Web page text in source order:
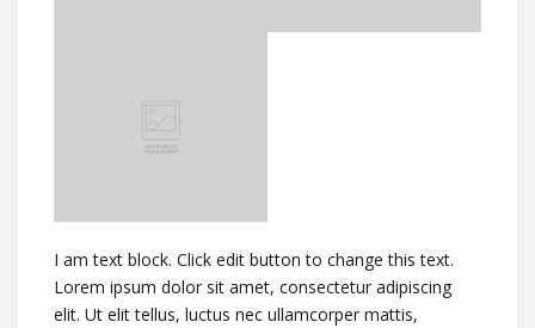
I am text block. Click edit button to change this text.
Lorem ipsum dolor sit amet, consectetur adipiscing
elit. Ut elit tellus, luctus nec ullamcorper mattis,